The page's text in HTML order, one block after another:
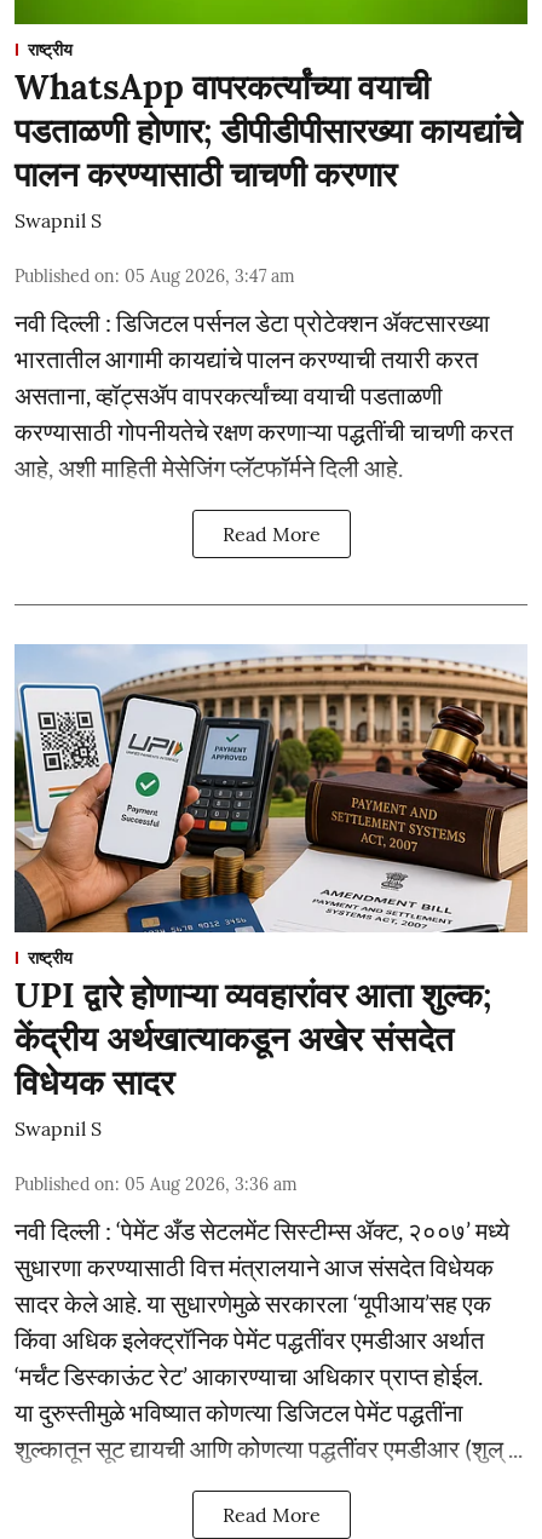
राष्ट्रीय
WhatsApp वापरकर्त्यांच्या वयाची
पडताळणी होणार; डीपीडीपीसारख्या कायद्यांचे
पालन करण्यासाठी चाचणी करणार
Swapnil S
Published on: 05 Aug 2026, 3:47 am
नवी दिल्ली : डिजिटल पर्सनल डेटा प्रोटेक्शन ॲक्टसारख्या
भारतातील आगामी कायद्यांचे पालन करण्याची तयारी करत
असताना, व्हॉट्सॲप वापरकर्त्यांच्या वयाची पडताळणी
करण्यासाठी गोपनीयतेचे रक्षण करणाऱ्या पद्धतींची चाचणी करत
आहे, अशी माहिती मेसेजिंग प्लॅटफॉर्मने दिली आहे.
Read More
राष्ट्रीय
UPI द्वारे होणाऱ्या व्यवहारांवर आता शुल्क;
केंद्रीय अर्थखात्याकडून अखेर संसदेत
विधेयक सादर
Swapnil S
Published on: 05 Aug 2026, 3:36 am
नवी दिल्ली : ‘पेमेंट अँड सेटलमेंट सिस्टीम्स ॲक्ट, २००७’ मध्ये
सुधारणा करण्यासाठी वित्त मंत्रालयाने आज संसदेत विधेयक
सादर केले आहे. या सुधारणेमुळे सरकारला ‘यूपीआय’सह एक
किंवा अधिक इलेक्ट्रॉनिक पेमेंट पद्धतींवर एमडीआर अर्थात
‘मर्चंट डिस्काऊंट रेट’ आकारण्याचा अधिकार प्राप्त होईल.
या दुरुस्तीमुळे भविष्यात कोणत्या डिजिटल पेमेंट पद्धतींना
शुल्कातून सूट द्यायची आणि कोणत्या पद्धतींवर एमडीआर (शुल् ...
Read More